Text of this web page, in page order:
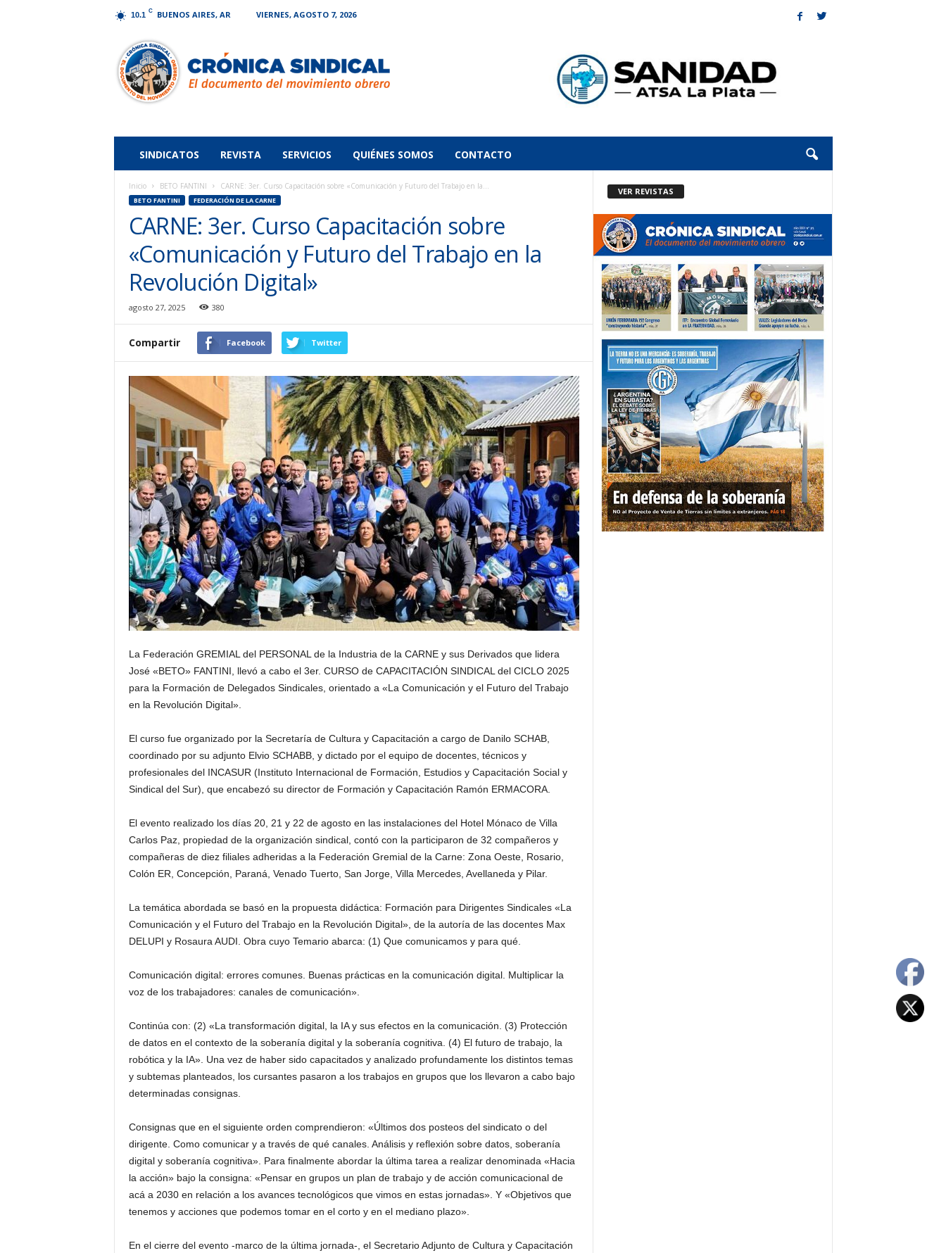
10.1 C BUENOS AIRES, AR VIERNES, AGOSTO 7, 2026
Sindical
SINDICATOS REVISTA SERVICIOS QUIÉNES SOMOS CONTACTO
Inicio BETO FANTINI CARNE: 3er. Curso Capacitación sobre «Comunicación y Futuro del Trabajo en la...
BETO FANTINI FEDERACIÓN DE LA CARNE
CARNE: 3er. Curso Capacitación sobre
«Comunicación y Futuro del Trabajo en la
Revolución Digital»
agosto 27, 2025 380
Compartir Facebook Twitter
La Federación GREMIAL del PERSONAL de la Industria de la CARNE y sus Derivados que lidera
José «BETO» FANTINI, llevó a cabo el 3er. CURSO de CAPACITACIÓN SINDICAL del CICLO 2025
para la Formación de Delegados Sindicales, orientado a «La Comunicación y el Futuro del Trabajo
en la Revolución Digital».
El curso fue organizado por la Secretaría de Cultura y Capacitación a cargo de Danilo SCHAB,
coordinado por su adjunto Elvio SCHABB, y dictado por el equipo de docentes, técnicos y
profesionales del INCASUR (Instituto Internacional de Formación, Estudios y Capacitación Social y
Sindical del Sur), que encabezó su director de Formación y Capacitación Ramón ERMACORA.
El evento realizado los días 20, 21 y 22 de agosto en las instalaciones del Hotel Mónaco de Villa
Carlos Paz, propiedad de la organización sindical, contó con la participaron de 32 compañeros y
compañeras de diez filiales adheridas a la Federación Gremial de la Carne: Zona Oeste, Rosario,
Colón ER, Concepción, Paraná, Venado Tuerto, San Jorge, Villa Mercedes, Avellaneda y Pilar.
La temática abordada se basó en la propuesta didáctica: Formación para Dirigentes Sindicales «La
Comunicación y el Futuro del Trabajo en la Revolución Digital», de la autoría de las docentes Max
DELUPI y Rosaura AUDI. Obra cuyo Temario abarca: (1) Que comunicamos y para qué.
Comunicación digital: errores comunes. Buenas prácticas en la comunicación digital. Multiplicar la
voz de los trabajadores: canales de comunicación».
Continúa con: (2) «La transformación digital, la IA y sus efectos en la comunicación. (3) Protección
de datos en el contexto de la soberanía digital y la soberanía cognitiva. (4) El futuro de trabajo, la
robótica y la IA». Una vez de haber sido capacitados y analizado profundamente los distintos temas
y subtemas planteados, los cursantes pasaron a los trabajos en grupos que los llevaron a cabo bajo
determinadas consignas.
Consignas que en el siguiente orden comprendieron: «Últimos dos posteos del sindicato o del
dirigente. Como comunicar y a través de qué canales. Análisis y reflexión sobre datos, soberanía
digital y soberanía cognitiva». Para finalmente abordar la última tarea a realizar denominada «Hacia
la acción» bajo la consigna: «Pensar en grupos un plan de trabajo y de acción comunicacional de
acá a 2030 en relación a los avances tecnológicos que vimos en estas jornadas». Y «Objetivos que
tenemos y acciones que podemos tomar en el corto y en el mediano plazo».
En el cierre del evento -marco de la última jornada-, el Secretario Adjunto de Cultura y Capacitación
VER REVISTAS